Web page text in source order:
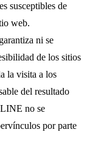
susceptibles de
web.
ni se
de los sitios
la visita a los
del resultado
no se
por parte